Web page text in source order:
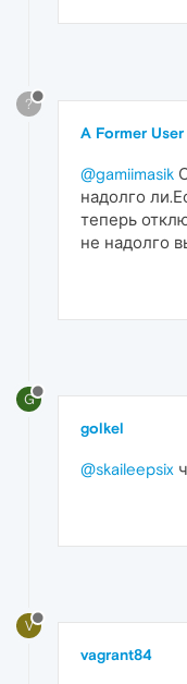
?
A Former User
@gamiimasik
надолго
теперь
не надолго
G
golkel
@skaileepsix
V
vagrant84